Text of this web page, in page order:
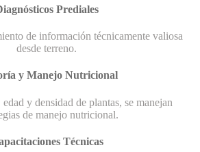
Prediales
de información técnicamente valiosa
desde terreno.
y Manejo Nutricional
y densidad de plantas, se manejan
de manejo nutricional.
Técnicas